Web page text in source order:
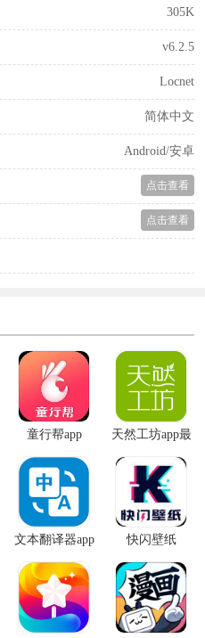
305K
v6.2.5
Locnet
简体中文
Android/安卓
点击查看
点击查看
童行帮app
天然工坊app最
文本翻译器app 快闪壁纸